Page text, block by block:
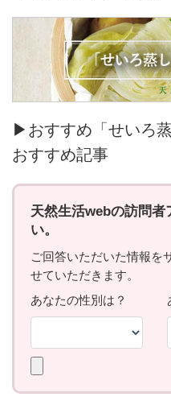
▶おすすめ「せいろ
おすすめ記事